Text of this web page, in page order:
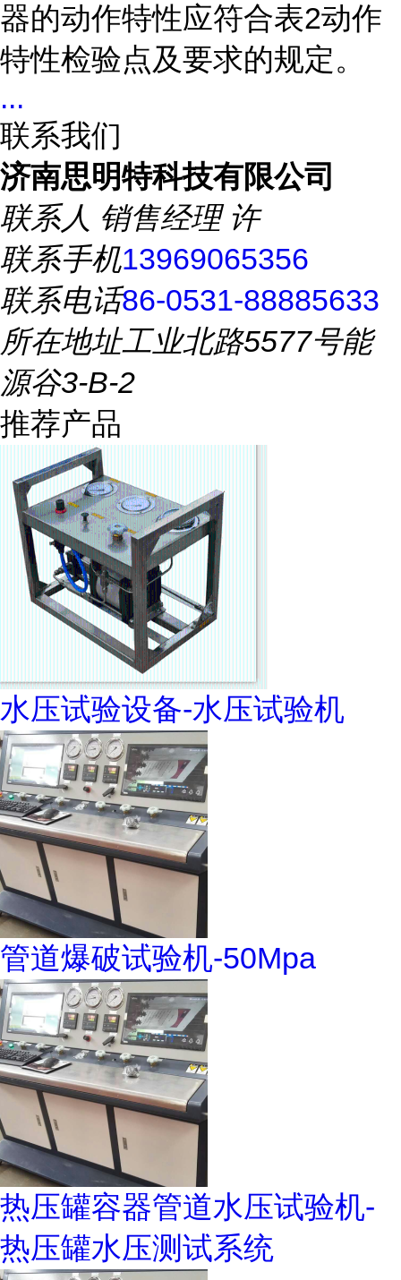
器的动作特性应符合表2动作
特性检验点及要求的规定。
...
联系我们
济南思明特科技有限公司
联系人 销售经理 许
联系手机13969065356
联系电话86-0531-88885633
所在地址工业北路5577号能
源谷3-B-2
推荐产品
水压试验设备-水压试验机
管道爆破试验机-50Mpa
热压罐容器管道水压试验机-
热压罐水压测试系统